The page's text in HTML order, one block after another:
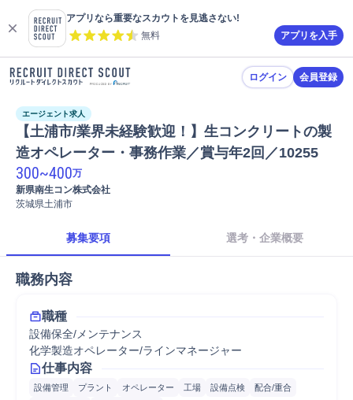
アプリなら重要なスカウトを見逃さない!
無料
アプリを入手
ログイン 会員登録
エージェント求人
【土浦市/業界未経験歓迎！】生コンクリートの製
造オペレーター・事務作業／賞与年2回／10255
300~400万
新県南生コン株式会社
茨城県土浦市
募集要項 選考・企業概要
職務内容
職種
設備保全/メンテナンス
化学製造オペレーター/ラインマネージャー
仕事内容
設備管理 プラント オペレーター 工場 設備点検
配合/重合